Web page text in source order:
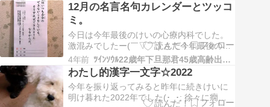
ずっとカミカミ、、、、 色違いにピンクベ
ージュもあり、わたしはベージュを購入し
たのですが、、、 3日でごまち…
12月の名言名句カレンダーとツッコ
ミ。
今日は今年最後のけいの心療内科でした。
激混みでしたー(￣▽￣;) さて今年最後の名
言名句カレンダーです(о´∀`о) 【私はいつも
自分のできないことをしている。そうすれ
ばできるようになるからだ。】 要約自分の
能力を最大限に発揮し、さらに伸ばすため
には、限界の先にあるものに挑戦し…
4年前 ﾂｲﾝｿｳﾙ22歳年下旦那君45歳高齢出産熟女妻の日々徒然
わたし的漢字一文字☆2022
今年を振り返ってみると昨年に続きけいに
明け暮れた2022年でした(･_･; 徐々に癇癪